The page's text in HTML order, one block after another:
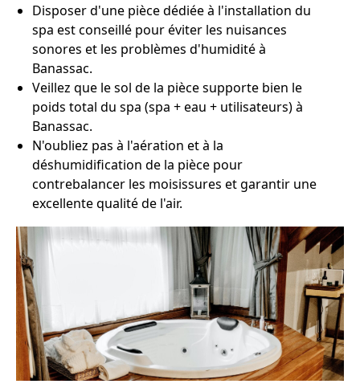
Disposer d'une pièce dédiée à l'installation du
spa est conseillé pour éviter les nuisances
sonores et les problèmes d'humidité à
Banassac.
Veillez que le sol de la pièce supporte bien le
poids total du spa (spa + eau + utilisateurs) à
Banassac.
N'oubliez pas à l'aération et à la
déshumidification de la pièce pour
contrebalancer les moisissures et garantir une
excellente qualité de l'air.